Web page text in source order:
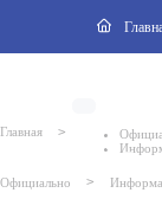
Главная >
Официально >